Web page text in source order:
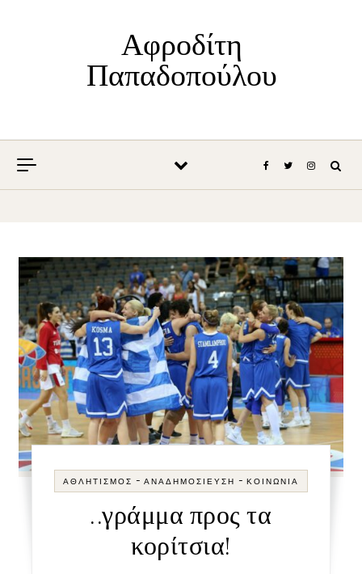
Αφροδίτη
Παπαδοπούλου
ΑΘΛΗΤΙΣΜΌΣ - ΑΝΑΔΗΜΟΣΊΕΥΣΗ - ΚΟΙΝΩΝΊΑ
..γράμμα προς τα
κορίτσια!